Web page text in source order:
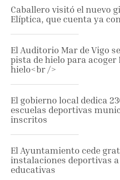
Caballero visitó el nuevo
Elíptica, que cuenta ya
El Auditorio Mar de Vigo
pista de hielo para acoger
hielo<br />
El gobierno local dedica
escuelas deportivas
inscritos
El Ayuntamiento cede
instalaciones deportivas
educativas